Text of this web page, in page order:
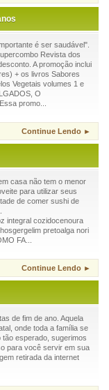
é ser saudável".
Revista dos
A promoção inclui
+ os livros Sabores
Vegetais volumes 1 e
O
promo...
Continue Lendo ►
casa não tem o menor
para utilizar seus
de comer sushi de
integral cozidocenoura
pretoalga nori
FA...
Continue Lendo ►
de fim de ano. Aquela
onde toda a família se
esperado, sugerimos
para você servir em sua
retirada da internet